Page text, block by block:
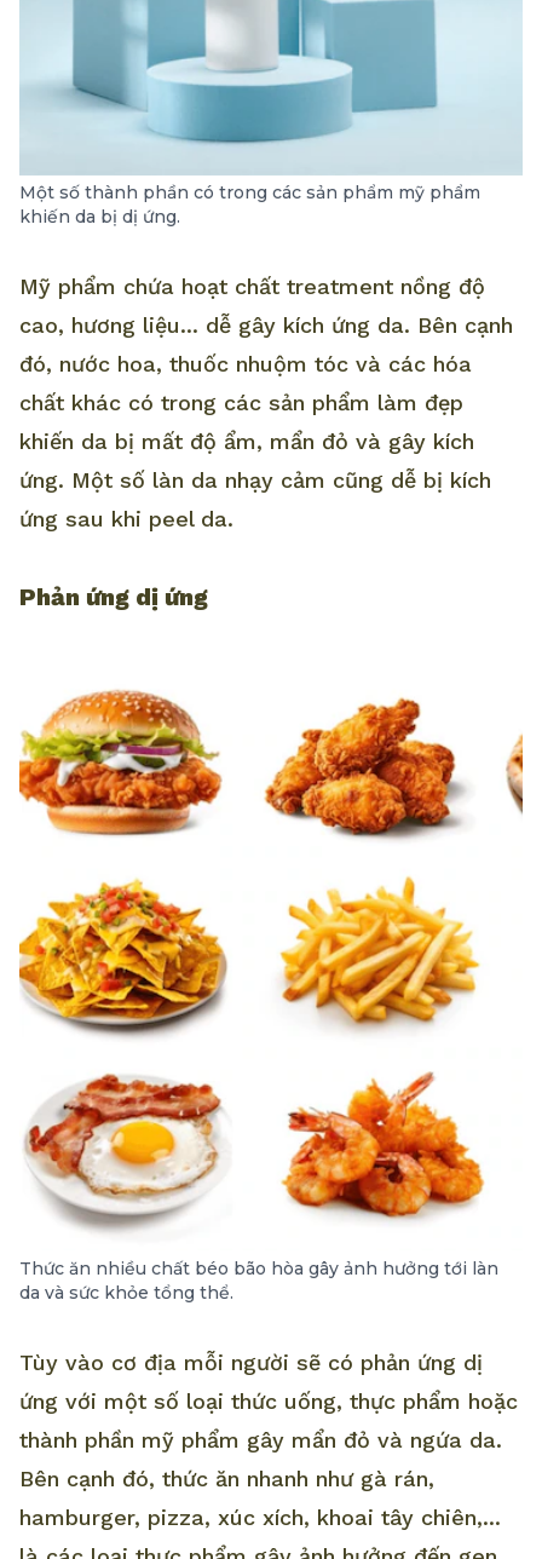
Một số thành phần có trong các sản phẩm mỹ phẩm
khiến da bị dị ứng.
Mỹ phẩm chứa hoạt chất treatment nồng độ
cao, hương liệu... dễ gây kích ứng da. Bên cạnh
đó, nước hoa, thuốc nhuộm tóc và các hóa
chất khác có trong các sản phẩm làm đẹp
khiến da bị mất độ ẩm, mẩn đỏ và gây kích
ứng. Một số làn da nhạy cảm cũng dễ bị kích
ứng sau khi peel da.
Phản ứng dị ứng
Thức ăn nhiều chất béo bão hòa gây ảnh hưởng tới làn
da và sức khỏe tổng thể.
Tùy vào cơ địa mỗi người sẽ có phản ứng dị
ứng với một số loại thức uống, thực phẩm hoặc
thành phần mỹ phẩm gây mẩn đỏ và ngứa da.
Bên cạnh đó, thức ăn nhanh như gà rán,
hamburger, pizza, xúc xích, khoai tây chiên,...